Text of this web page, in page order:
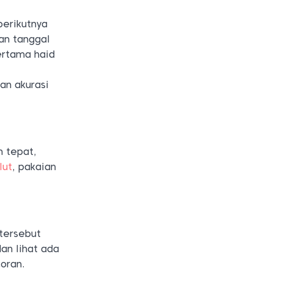
tanggal
haid
akurasi
tepat,
, pakaian
lihat ada